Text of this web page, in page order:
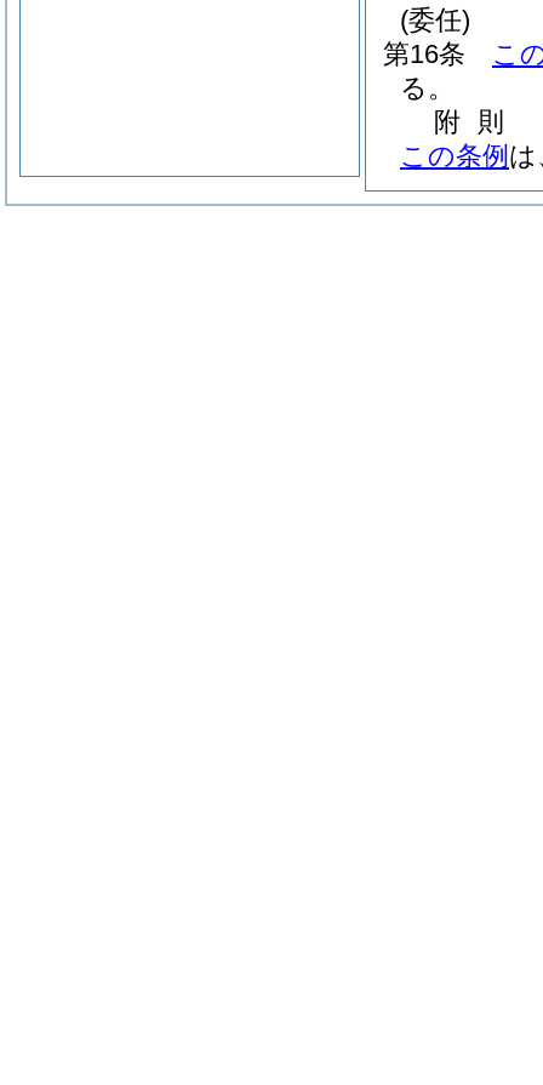
(委任)
第16条
こ
る。
附 則
この条例 は